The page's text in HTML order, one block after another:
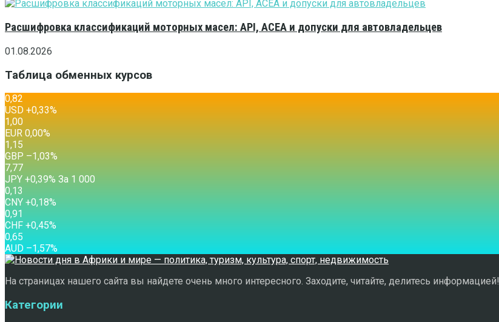
Расшифровка классификаций моторных масел: API, ACEA и допуски для автовладельцев
01.08.2026
Таблица обменных курсов
0,82
USD +0,33%
1,00
EUR 0,00%
1,15
GBP –1,03%
7,77
JPY +0,39% За 1 000
0,13
CNY +0,18%
0,91
CHF +0,45%
0,65
AUD –1,57%
На страницах нашего сайта вы найдете очень много интересного. Заходите, читайте, делитесь информацией!
Категории